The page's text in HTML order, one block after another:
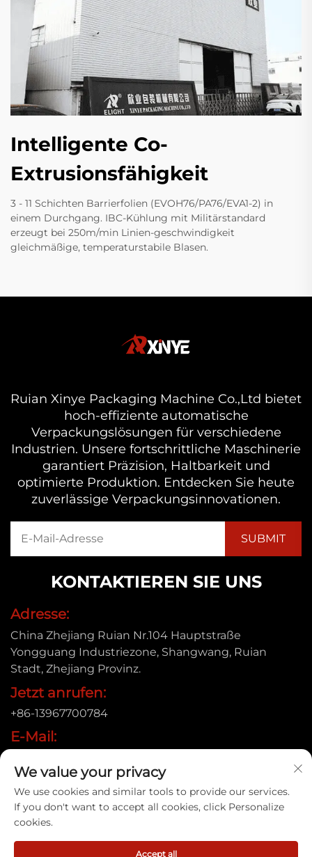
Intelligente Co-
Extrusionsfähigkeit
3 - 11 Schichten Barrierfolien (EVOH76/PA76/EVA1-2) in
einem Durchgang. IBC-Kühlung mit Militärstandard
erzeugt bei 250m/min Linien-geschwindigkeit
gleichmäßige, temperaturstabile Blasen.
Ruian Xinye Packaging Machine Co.,Ltd bietet
hoch-effiziente automatische
Verpackungslösungen für verschiedene
Industrien. Unsere fortschrittliche Maschinerie
garantiert Präzision, Haltbarkeit und
optimierte Produktion. Entdecken Sie heute
zuverlässige Verpackungsinnovationen.
KONTAKTIEREN SIE UNS
Adresse:
China Zhejiang Ruian Nr.104 Hauptstraße
Yongguang Industriezone, Shangwang, Ruian
Stadt, Zhejiang Provinz.
Jetzt anrufen:
+86-13967700784
E-Mail:
Urheberrecht © 2025 Ruian Xinye Packaging Machine
We value your privacy
We use cookies and similar tools to provide our services.
If you don't want to accept all cookies, click Personalize
cookies.
Accept all